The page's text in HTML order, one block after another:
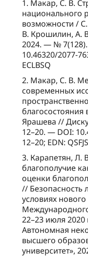
1. Макар, С. В.
национального
возможности /
В. Крошилин, А.
2024. — №
10.46320/2077-
ECLBSQ
2. Макар, С. В.
современных
Ярашева //
12–20. — DOI:
12–20; EDN:
3. Карапетян, Л.
благополучие
оценки
// Безопасность
условиях
22–23 июля 2020
Автономная
высшего
университет»,